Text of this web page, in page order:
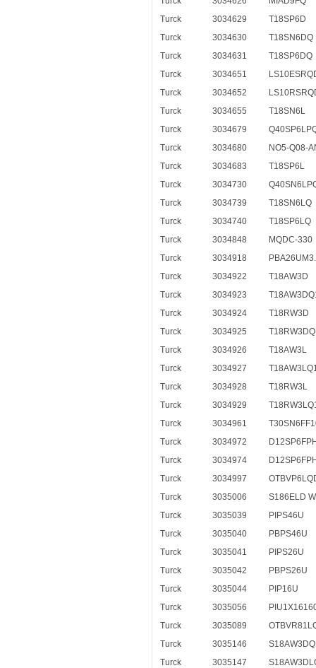
Turck
3034629
T18SP6D
Turck
3034630
T18SN6DQ
Turck
3034631
T18SP6DQ
Turck
3034651
Turck
3034652
Turck
3034655
T18SN6L
Turck
3034679
Turck
3034680
NO5-Q08-
Turck
3034683
T18SP6L
Turck
3034730
Turck
3034739
T18SN6LQ
Turck
3034740
T18SP6LQ
Turck
3034848
MQDC-330
Turck
3034918
Turck
3034922
T18AW3D
Turck
3034923
Turck
3034924
T18RW3D
Turck
3034925
Turck
3034926
T18AW3L
Turck
3034927
Turck
3034928
T18RW3L
Turck
3034929
Turck
3034961
Turck
3034972
Turck
3034974
Turck
3034997
Turck
3035006
S186ELD
Turck
3035039
PIPS46U
Turck
3035040
PBPS46U
Turck
3035041
PIPS26U
Turck
3035042
PBPS26U
Turck
3035044
PIP16U
Turck
3035056
Turck
3035089
Turck
3035146
Turck
3035147